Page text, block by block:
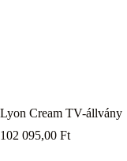
Lyon Cream TV-állvány
102 095,00 Ft